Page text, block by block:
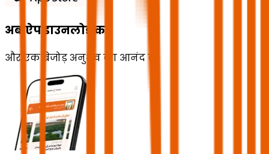
अब ऐप डाउनलोड करें
और एक बेजोड़ अनुभव का आनंद लें!